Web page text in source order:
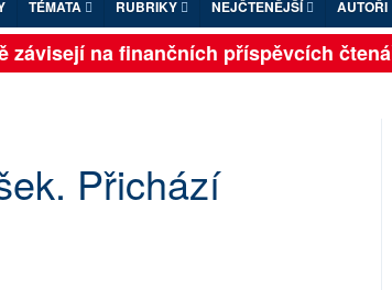
TÉMATA RUBRIKY NEJČTENĚJŠÍ AUTOŘI
na finančních příspěvcích
Přichází